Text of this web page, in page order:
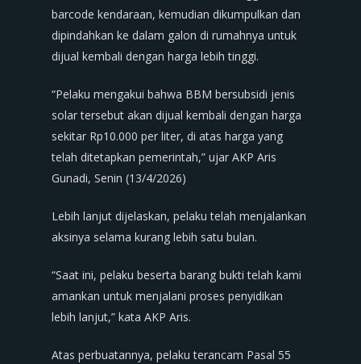
barcode kendaraan, kemudian dikumpulkan dan
dipindahkan ke dalam galon di rumahnya untuk
dijual kembali dengan harga lebih tinggi.
“Pelaku mengakui bahwa BBM bersubsidi jenis
solar tersebut akan dijual kembali dengan harga
sekitar Rp10.000 per liter, di atas harga yang
telah ditetapkan pemerintah,” ujar AKP Aris
Gunadi, Senin (13/4/2026)
Lebih lanjut dijelaskan, pelaku telah menjalankan
aksinya selama kurang lebih satu bulan.
“Saat ini, pelaku beserta barang bukti telah kami
amankan untuk menjalani proses penyidikan
lebih lanjut,” kata AKP Aris.
Atas perbuatannya, pelaku terancam Pasal 55